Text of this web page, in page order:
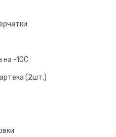
на -10С
(2шт.)